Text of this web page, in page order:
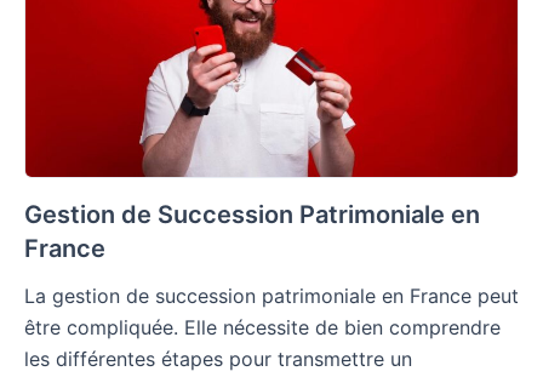
Gestion de Succession Patrimoniale en
France
La gestion de succession patrimoniale en France peut
être compliquée. Elle nécessite de bien comprendre
les différentes étapes pour transmettre un